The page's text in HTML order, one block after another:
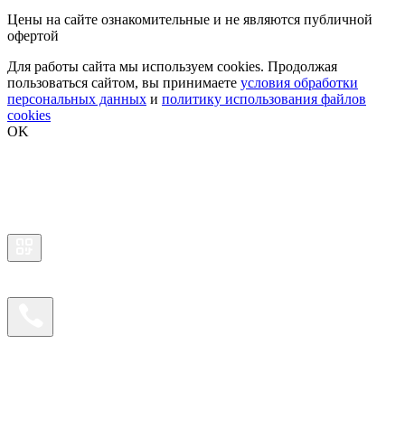
Цены на сайте ознакомительные и не являются публичной
офертой
Для работы сайта мы используем cookies. Продолжая
пользоваться сайтом, вы принимаете условия обработки
персональных данных и политику использования файлов
cookies
OK